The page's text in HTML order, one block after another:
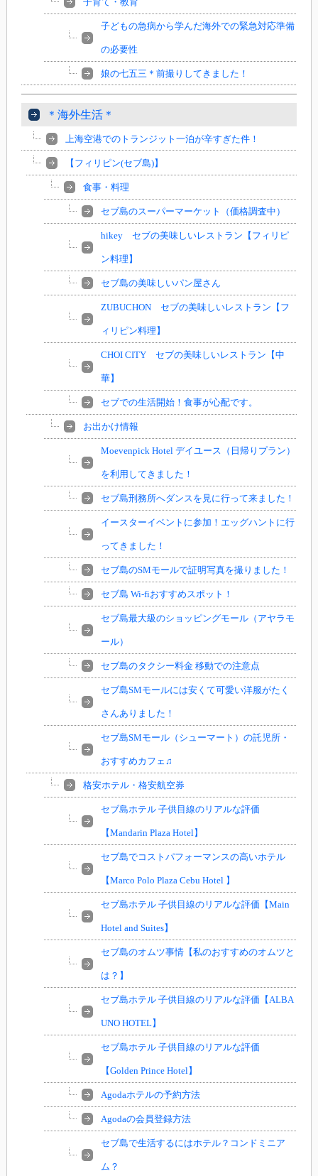
子どもの急病から学んだ海外での緊急対応準備
の必要性
娘の七五三＊前撮りしてきました！
＊海外生活＊
上海空港でのトランジット一泊が辛すぎた件！
【フィリピン(セブ島)】
食事・料理
セブ島のスーパーマーケット（価格調査中）
hikey セブの美味しいレストラン【フィリピ
ン料理】
セブ島の美味しいパン屋さん
ZUBUCHON セブの美味しいレストラン【フ
ィリピン料理】
CHOI CITY セブの美味しいレストラン【中
華】
セブでの生活開始！食事が心配です。
お出かけ情報
Moevenpick Hotel デイユース（日帰りプラン）
を利用してきました！
セブ島刑務所へダンスを見に行って来ました！
イースターイベントに参加！エッグハントに行
ってきました！
セブ島のSMモールで証明写真を撮りました！
セブ島 Wi-fiおすすめスポット！
セブ島最大級のショッピングモール（アヤラモ
ール）
セブ島のタクシー料金 移動での注意点
セブ島SMモールには安くて可愛い洋服がたく
さんありました！
セブ島SMモール（シューマート）の託児所・
おすすめカフェ♫
格安ホテル・格安航空券
セブ島ホテル 子供目線のリアルな評価
【Mandarin Plaza Hotel】
セブ島でコストパフォーマンスの高いホテル
【Marco Polo Plaza Cebu Hotel 】
セブ島ホテル 子供目線のリアルな評価【Main
Hotel and Suites】
セブ島のオムツ事情【私のおすすめのオムツと
は？】
セブ島ホテル 子供目線のリアルな評価【ALBA
UNO HOTEL】
セブ島ホテル 子供目線のリアルな評価
【Golden Prince Hotel】
Agodaホテルの予約方法
Agodaの会員登録方法
セブ島で生活するにはホテル？コンドミニア
ム？